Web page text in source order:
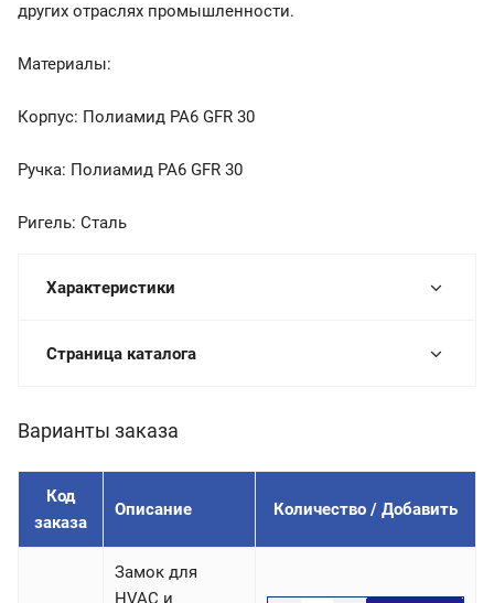
других отраслях промышленности.
Материалы:
Корпус: Полиамид PA6 GFR 30
Ручка: Полиамид PA6 GFR 30
Ригель: Сталь
Характеристики
Страница каталога
Варианты заказа
Код
заказа
Описание Количество / Добавить
Замок для
HVAC и